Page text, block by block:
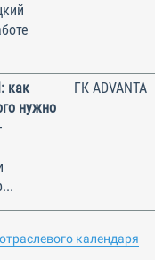
как
нужно
ГК ADVANTA
отраслевого календаря